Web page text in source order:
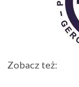
Zobacz też: